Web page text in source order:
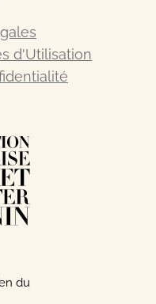
d'Utilisation
du